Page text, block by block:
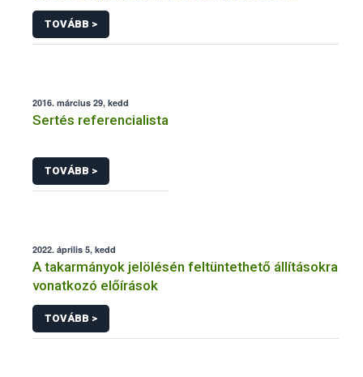
járványtan) referencialistája
TOVÁBB >
2016. március 29, kedd
Sertés referencialista
TOVÁBB >
2022. április 5, kedd
A takarmányok jelölésén feltüntethető állításokra
vonatkozó előírások
TOVÁBB >